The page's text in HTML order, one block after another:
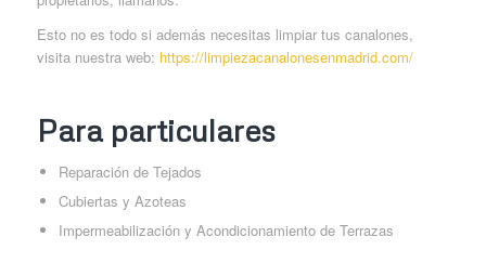
Esto no es todo si además necesitas limpiar tus canalones,
visita nuestra web: https://limpiezacanalonesenmadrid.com/
Para particulares
Reparación de Tejados
Cubiertas y Azoteas
Impermeabilización y Acondicionamiento de Terrazas